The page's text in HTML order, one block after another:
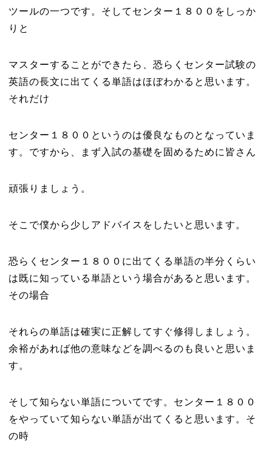
ツールの一つです。そしてセンター１８００をしっか
りと
マスターすることができたら、恐らくセンター試験の
英語の長文に出てくる単語はほぼわかると思います。
それだけ
センター１８００というのは優良なものとなっていま
す。ですから、まず入試の基礎を固めるために皆さん
頑張りましょう。
そこで僕から少しアドバイスをしたいと思います。
恐らくセンター１８００に出てくる単語の半分くらい
は既に知っている単語という場合があると思います。
その場合
それらの単語は確実に正解してすぐ修得しましょう。
余裕があれば他の意味などを調べるのも良いと思いま
す。
そして知らない単語についてです。センター１８００
をやっていて知らない単語が出てくると思います。そ
の時